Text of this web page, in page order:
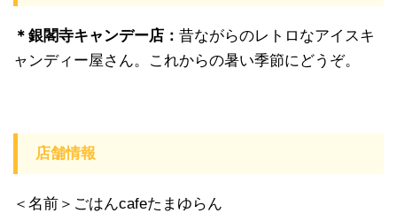
＊銀閣寺キャンデー店： 昔ながらのレトロなアイスキ
ャンディー屋さん。これからの暑い季節にどうぞ。
店舗情報
＜名前＞ごはんcafeたまゆらん